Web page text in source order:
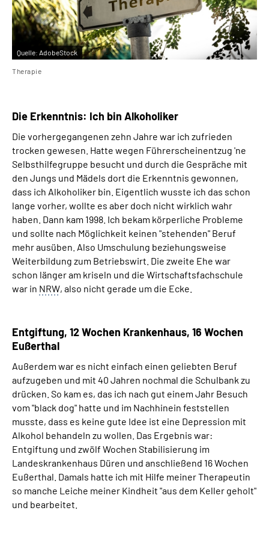
Quelle: AdobeStock
Therapie
Die Erkenntnis: Ich bin Alkoholiker
Die vorhergegangenen zehn Jahre war ich zufrieden
trocken gewesen. Hatte wegen Führerscheinentzug 'ne
Selbsthilfegruppe besucht und durch die Gespräche mit
den Jungs und Mädels dort die Erkenntnis gewonnen,
dass ich Alkoholiker bin. Eigentlich wusste ich das schon
lange vorher, wollte es aber doch nicht wirklich wahr
haben. Dann kam 1998. Ich bekam körperliche Probleme
und sollte nach Möglichkeit keinen "stehenden" Beruf
mehr ausüben. Also Umschulung beziehungsweise
Weiterbildung zum Betriebswirt. Die zweite Ehe war
schon länger am kriseln und die Wirtschaftsfachschule
war in NRW, also nicht gerade um die Ecke.
Entgiftung, 12 Wochen Krankenhaus, 16 Wochen
Eußerthal
Außerdem war es nicht einfach einen geliebten Beruf
aufzugeben und mit 40 Jahren nochmal die Schulbank zu
drücken. So kam es, das ich nach gut einem Jahr Besuch
vom "black dog" hatte und im Nachhinein feststellen
musste, dass es keine gute Idee ist eine Depression mit
Alkohol behandeln zu wollen. Das Ergebnis war:
Entgiftung und zwölf Wochen Stabilisierung im
Landeskrankenhaus Düren und anschließend 16 Wochen
Eußerthal. Damals hatte ich mit Hilfe meiner Therapeutin
so manche Leiche meiner Kindheit "aus dem Keller geholt"
und bearbeitet.